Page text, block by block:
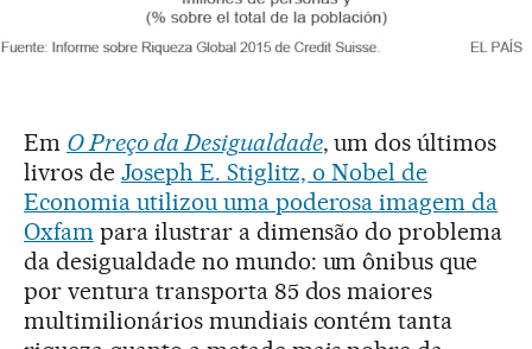
Em O Preço da Desigualdade, um dos últimos
livros de Joseph E. Stiglitz, o Nobel de
Economia utilizou uma poderosa imagem da
Oxfampara ilustrar a dimensão do problema
da desigualdade no mundo: um ônibus que
por ventura transporta 85 dos maiores
multimilionários mundiais contém tanta